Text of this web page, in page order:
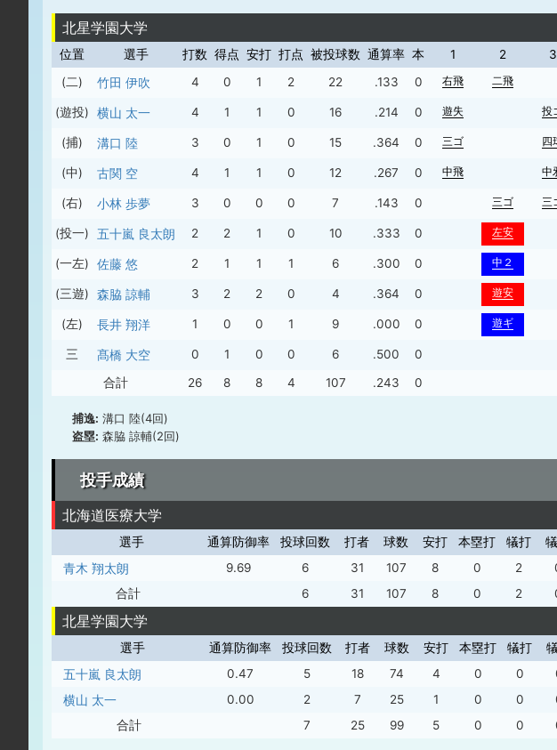
北星学園大学
位置 選手 打数 得点 安打 打点 被投球数 通算率 本 1 2 3
(二)
竹田 伊吹 4 0 1 2 22 .133 0 右飛 二飛
(遊投) 横山 太一 4 1 1 0 16 .214 0 遊失 投
(捕) 溝口 陸 3 0 1 0 15 .364 0 三ゴ 四
(中) 古関 空 4 1 1 0 12 .267 0 中飛 中
(右) 小林 歩夢 3 0 0 0 7 .143 0 三ゴ 三
(投一) 五十嵐 良太朗 2 2 1 0 10 .333 0 左安
(一左) 佐藤 悠 2 1 1 1 6 .300 0 中２
(三遊) 森脇 諒輔 3 2 2 0 4 .364 0 遊安
(左) 長井 翔洋 1 0 0 1 9 .000 0 遊ギ
三 髙橋 大空 0 1 0 0 6 .500 0
合計 26 8 8 4 107 .243 0
捕逸: 溝口 陸(4回)
盗塁: 森脇 諒輔(2回)
投手成績
北海道医療大学
選手 通算防御率 投球回数 打者 球数 安打 本塁打 犠打
青木 翔太朗 9.69 6 31 107 8 0 2
合計
6 31 107 8 0 2
北星学園大学
選手 通算防御率 投球回数 打者 球数 安打 本塁打 犠打
五十嵐 良太朗 0.47 5 18 74 4 0 0
横山 太一 0.00 2 7 25 1 0 0
合計
7 25 99 5 0 0